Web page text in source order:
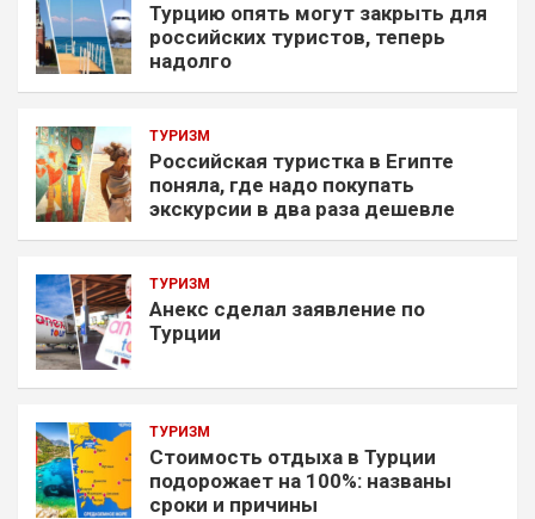
Турцию опять могут закрыть для
российских туристов, теперь
надолго
ТУРИЗМ
Российская туристка в Египте
поняла, где надо покупать
экскурсии в два раза дешевле
ТУРИЗМ
Анекс сделал заявление по
Турции
ТУРИЗМ
Стоимость отдыха в Турции
подорожает на 100%: названы
сроки и причины